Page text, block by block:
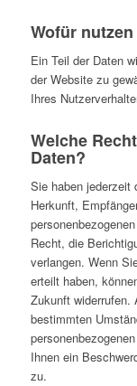
Wofür
Ein Teil der Daten
der Website zu
Ihres
Welche
Daten?
Sie haben jederzeit
Herkunft,
Recht, die
verlangen. Wenn
erteilt haben,
Zukunft widerrufen.
bestimmten
Ihnen ein
zu.